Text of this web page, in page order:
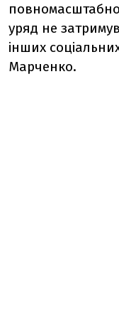
уряд не
інших
Марченко.